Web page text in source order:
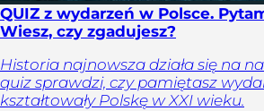
QUIZ z wydarzeń w Polsce.
Wiesz, czy zgadujesz?
Historia najnowsza działa się na
quiz sprawdzi, czy pamiętasz
kształtowały Polskę w XXI wieku.